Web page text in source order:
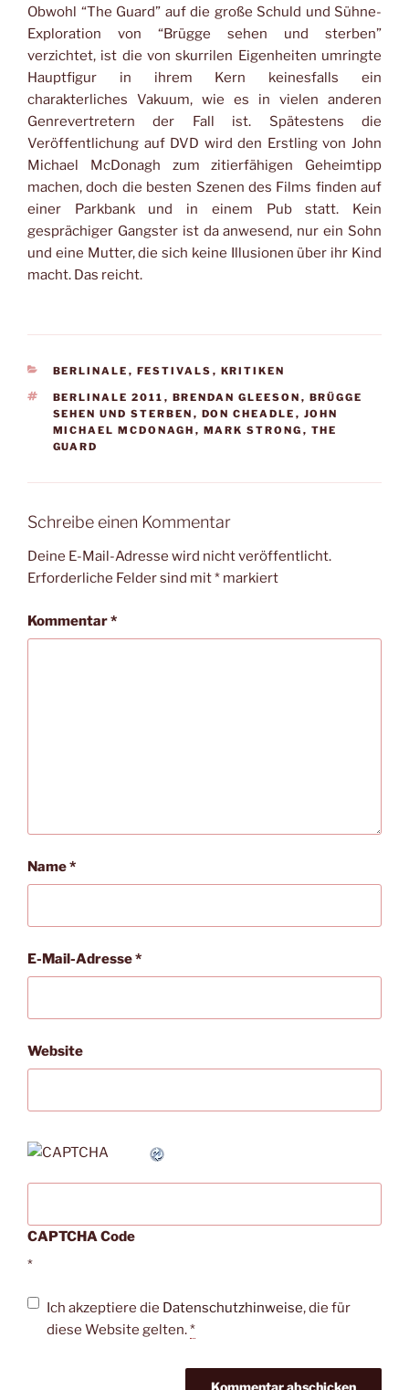
Obwohl “The Guard” auf die große Schuld und Sühne-
Exploration von “Brügge sehen und sterben”
verzichtet, ist die von skurrilen Eigenheiten umringte
Hauptfigur in ihrem Kern keinesfalls ein
charakterliches Vakuum, wie es in vielen anderen
Genrevertretern der Fall ist. Spätestens die
Veröffentlichung auf DVD wird den Erstling von John
Michael McDonagh zum zitierfähigen Geheimtipp
machen, doch die besten Szenen des Films finden auf
einer Parkbank und in einem Pub statt. Kein
gesprächiger Gangster ist da anwesend, nur ein Sohn
und eine Mutter, die sich keine Illusionen über ihr Kind
macht. Das reicht.
KATEGORIEN
BERLINALE , FESTIVALS , KRITIKEN
SCHLAGWÖRTER
BERLINALE 2011 , BRENDAN GLEESON , BRÜGGE
SEHEN UND STERBEN , DON CHEADLE , JOHN
MICHAEL MCDONAGH , MARK STRONG , THE
GUARD
Schreibe einen Kommentar
Deine E-Mail-Adresse wird nicht veröffentlicht.
Erforderliche Felder sind mit* markiert
Kommentar*
Name*
E-Mail-Adresse*
Website
CAPTCHA Code
*
Ich akzeptiere die Datenschutzhinweise, die für
diese Website gelten.*